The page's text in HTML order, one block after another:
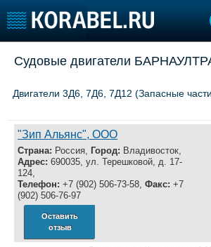
Пульс
Компании
Репутация
Работа
Крюинг
Журнал
Реклама
Доска
Оборудование
Изделия
Материалы
Услуги
Судовые двигатели
Двигатели 3Д6, 7Д6, 7Д12 (Запасные
"Зип Альянс", ООО
Страна: Россия, Город: Владивосток,
Адрес: 690035, ул. Терешковой, д. 17-
124,
Телефон: +7 (902) 506-73-58, Факс: +7
(902) 506-76-97
Оставить
отзыв